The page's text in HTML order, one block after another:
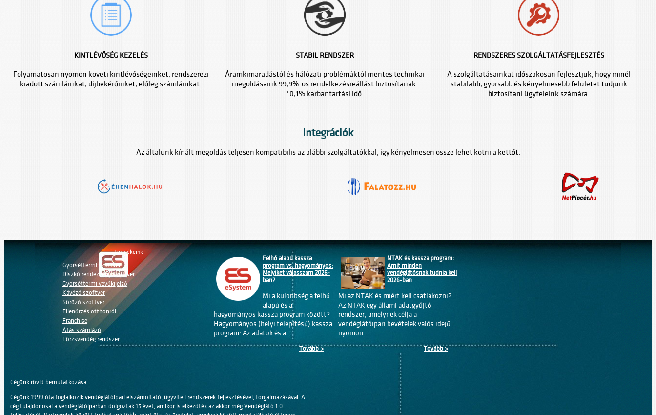
KINTLÉVŐSÉG KEZELÉS
Folyamatosan nyomon követi kintlévőségeinket, rendszerezi
kiadott számláinkat, díjbekérőinket, előleg számláinkat.
STABIL RENDSZER
Áramkimaradástól és hálózati problémáktól mentes technikai
megoldásaink 99,9%-os rendelkezésreállást biztosítanak.
*0,1% karbantartási idő.
RENDSZERES SZOLGÁLTATÁSFEJLESZTÉS
A szolgáltatásainkat időszakosan fejlesztjük, hogy minél
stabilabb, gyorsabb és kényelmesebb felületet tudjunk
biztosítani ügyfeleink számára.
Integrációk
Az általunk kínált megoldás teljesen kompatibilis az alábbi szolgáltatókkal, így kényelmesen össze lehet kötni a kettőt.
Termékeink
Gyorséttermi szoftver
Diszkó rendezvény szoftver
Gyorséttermi vevőkijelző
Kávézó szoftver
Söröző szoftver
Ellenőrzés otthonról
Franchise
Áfás számlázó
Törzsvendég rendszer
Diszkó rendezvény szoftver
Franchise
Áfás számlázó
Felhő alapú kassza
program vs. hagyományos:
Melyiket válasszam 2026-
ban?
Mi a különbség a felhő
alapú és a
hagyományos kassza program között?
Hagyományos (helyi telepítésű) kassza
program: Az adatok és a...
Tovább >
NTAK és kassza program:
Amit minden
vendéglátósnak tudnia kell
2026-ban
Mi az NTAK és miért kell csatlakozni?
Az NTAK egy állami adatgyűjtő
rendszer, amelynek célja a
vendéglátóipari bevételek valós idejű
nyomon...
Tovább >
Cégünk rövid bemutatkozása
Cégünk 1999 óta foglalkozik vendéglátóipari elszámoltató, ügyviteli rendszerek fejlesztésével, forgalmazásával. A
cég tulajdonosai a vendéglátóiparban dolgoztak 15 évet, amikor is elkezdték az akkor még Vendéglátó 1.0